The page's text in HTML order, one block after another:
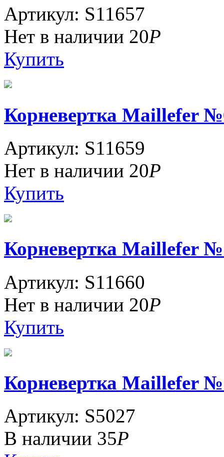
Артикул: S11657
Нет в наличии 20Р
Купить
Корневертка Maillefer
Артикул: S11659
Нет в наличии 20Р
Купить
Корневертка Maillefer
Артикул: S11660
Нет в наличии 20Р
Купить
Корневертка Maillefer
Артикул: S5027
В наличии 35Р